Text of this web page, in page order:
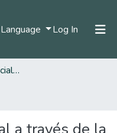
Language Log In (current)
Trabajos de Grado Especializaciones